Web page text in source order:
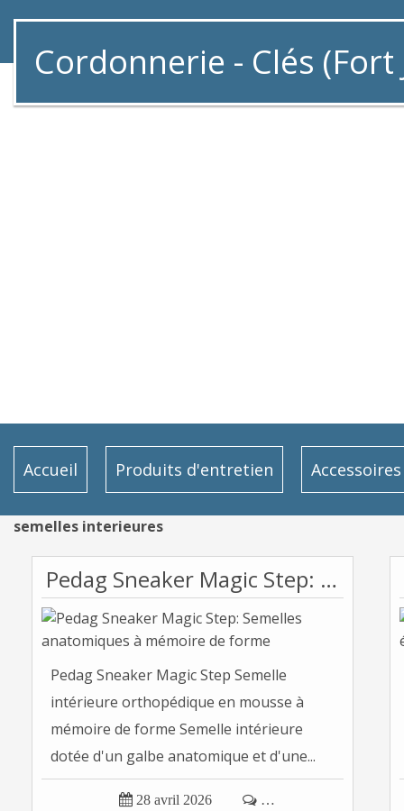
Cordonnerie - Clés (Fort
Accueil Produits d'entretien Accessoires
semelles interieures
Pedag Sneaker Magic Step: Semelles anatomiques à mémoire de forme
Pedag Sneaker Magic Step Semelle
intérieure orthopédique en mousse à
mémoire de forme Semelle intérieure
dotée d'un galbe anatomique et d'une...
 28 avril 2026  …